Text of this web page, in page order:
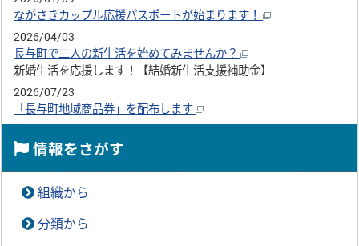
ながさきカップル応援パスポートが始まります！
2026/04/03
長与町で二人の新生活を始めてみませんか？
新婚生活を応援します！【結婚新生活支援補助金】
2026/07/23
「長与町地域商品券」を配布します
情報をさがす
組織から
分類から